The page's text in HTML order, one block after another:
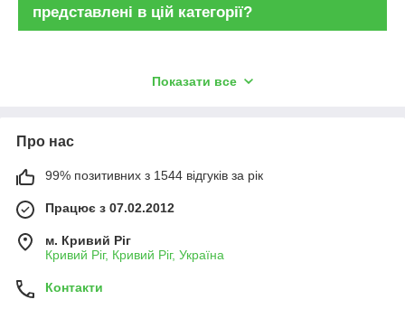
представлені в цій категорії?
категорії, серед яких ліхтарі, термоси,
для барбекю, можуть використовуватися на
Практичнiсть
Показати все
Про нас
99% позитивних з 1544 відгуків за рік
Працює з 07.02.2012
м. Кривий Ріг
Кривий Ріг, Кривий Ріг, Україна
Контакти